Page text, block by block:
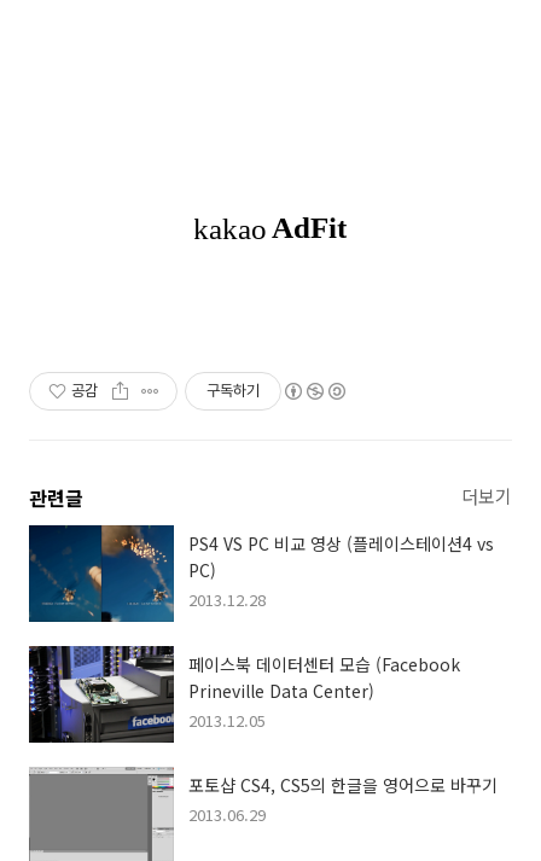
공감 구독하기
관련글 더보기
PS4 VS PC 비교 영상 (플레이스테이션4 vs
PC)
2013.12.28
페이스북 데이터센터 모습 (Facebook
Prineville Data Center)
2013.12.05
포토샵 CS4, CS5의 한글을 영어으로 바꾸기
2013.06.29